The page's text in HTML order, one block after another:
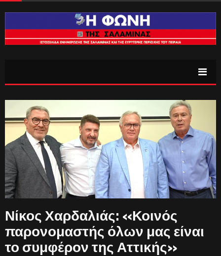
Νίκος Χαρδαλιάς: «Κοινός
παρονομαστής όλων μας είναι
το συμφέρον της Αττικής»